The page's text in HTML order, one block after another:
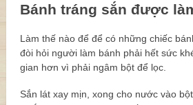
Bánh tráng sắn được
Làm thế nào để để có những chiếc
đòi hỏi người làm bánh phải hết sức
gian hơn vì phải ngâm bột để lọc.
Sắn lát xay mịn, xong cho nước vào